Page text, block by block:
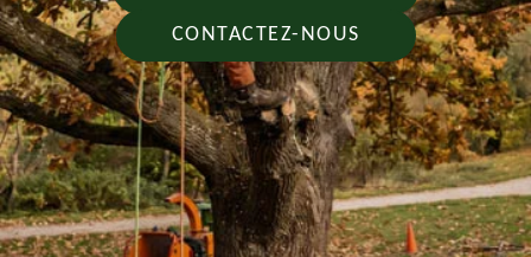
CONTACTEZ-NOUS